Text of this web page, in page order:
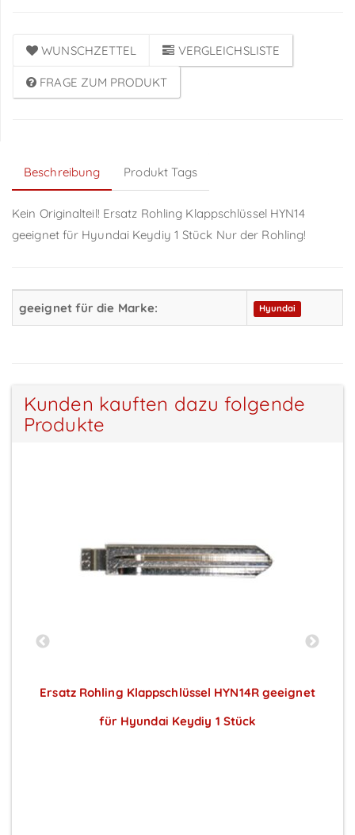
WUNSCHZETTEL VERGLEICHSLISTE
FRAGE ZUM PRODUKT
Beschreibung Produkt Tags
Kein Originalteil! Ersatz Rohling Klappschlüssel HYN14
geeignet für Hyundai Keydiy 1 Stück Nur der Rohling!
geeignet für die Marke: Hyundai
Kunden kauften dazu folgende
Produkte
Ersatz Rohling Klappschlüssel HYN14R geeignet
für Hyundai Keydiy 1 Stück